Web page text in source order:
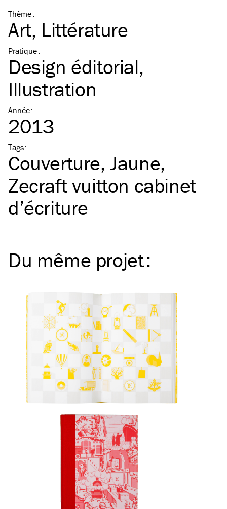
Thème:
Art Littérature
Pratique:
Design éditorial
Illustration
Année:
2013
Tags:
Couverture Jaune
Zecraft vuitton cabinet
d’écriture
Du même projet: